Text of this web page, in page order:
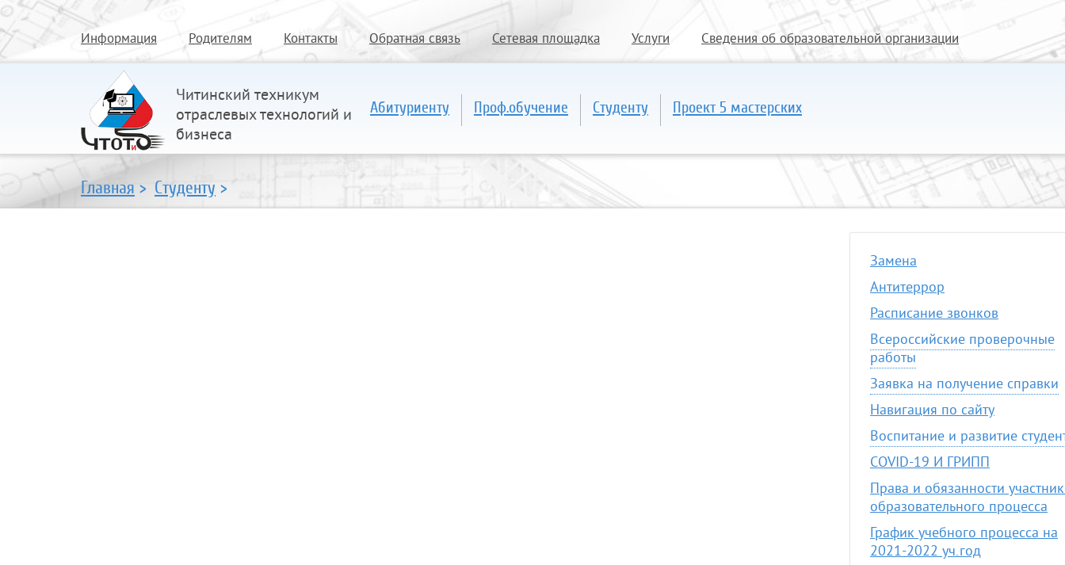
Информация Родителям Контакты Обратная связь Сетевая площадка Услуги Сведения об образовательной организации
Читинский техникум
отраслевых технологий и
бизнеса
Абитуриенту Проф.обучение Студенту Проект 5 мастерских
Главная > Студенту >
Замена
Антитеррор
Расписание звонков
Всероссийские проверочные
работы
Заявка на получение справки
Навигация по сайту
Воспитание и развитие
COVID-19 И ГРИПП
Права и обязанности
образовательного процесса
График учебного процесса на
2021-2022 уч.год